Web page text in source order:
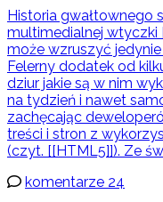
Historia gwałtownego
multimedialnej wtyczki
może wzruszyć
Felerny dodatek od
dziur jakie są w nim
na tydzień i nawet
zachęcając
treści i stron z
(czyt. [[HTML5]]). Ze
komentarze 24